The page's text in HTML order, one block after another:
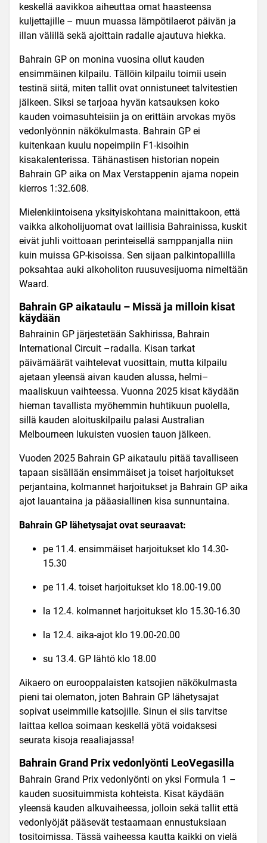
keskellä aavikkoa aiheuttaa omat haasteensa
kuljettajille – muun muassa lämpötilaerot päivän ja
illan välillä sekä ajoittain radalle ajautuva hiekka.
Bahrain GP on monina vuosina ollut kauden
ensimmäinen kilpailu. Tällöin kilpailu toimii usein
testinä siitä, miten tallit ovat onnistuneet talvitestien
jälkeen. Siksi se tarjoaa hyvän katsauksen koko
kauden voimasuhteisiin ja on erittäin arvokas myös
vedonlyönnin näkökulmasta. Bahrain GP ei
kuitenkaan kuulu nopeimpiin F1-kisoihin
kisakalenterissa. Tähänastisen historian nopein
Bahrain GP aika on Max Verstappenin ajama nopein
kierros 1:32.608.
Mielenkiintoisena yksityiskohtana mainittakoon, että
vaikka alkoholijuomat ovat laillisia Bahrainissa, kuskit
eivät juhli voittoaan perinteisellä samppanjalla niin
kuin muissa GP-kisoissa. Sen sijaan palkintopallilla
poksahtaa auki alkoholiton ruusuvesijuoma nimeltään
Waard.
Bahrain GP aikataulu – Missä ja milloin kisat
käydään
Bahrainin GP järjestetään Sakhirissa, Bahrain
International Circuit –radalla. Kisan tarkat
päivämäärät vaihtelevat vuosittain, mutta kilpailu
ajetaan yleensä aivan kauden alussa, helmi–
maaliskuun vaihteessa. Vuonna 2025 kisat käydään
hieman tavallista myöhemmin huhtikuun puolella,
sillä kauden aloituskilpailu palasi Australian
Melbourneen lukuisten vuosien tauon jälkeen.
Vuoden 2025 Bahrain GP aikataulu pitää tavalliseen
tapaan sisällään ensimmäiset ja toiset harjoitukset
perjantaina, kolmannet harjoitukset ja Bahrain GP aika
ajot lauantaina ja pääasiallinen kisa sunnuntaina.
Bahrain GP lähetysajat​ ovat seuraavat:
pe 11.4. ensimmäiset harjoitukset klo 14.30-
15.30
pe 11.4. toiset harjoitukset klo 18.00-19.00
la 12.4. kolmannet harjoitukset klo 15.30-16.30
la 12.4. aika-ajot klo 19.00-20.00
su 13.4. GP lähtö klo 18.00
Aikaero on eurooppalaisten katsojien näkökulmasta
pieni tai olematon, joten Bahrain GP lähetysajat
sopivat useimmille katsojille. Sinun ei siis tarvitse
laittaa kelloa soimaan keskellä yötä voidaksesi
seurata kisoja reaaliajassa!
Bahrain Grand Prix vedonlyönti LeoVegasilla
Bahrain Grand Prix vedonlyönti on yksi Formula 1 –
kauden suosituimmista kohteista. Kisat käydään
yleensä kauden alkuvaiheessa, jolloin sekä tallit että
vedonlyöjät pääsevät testaamaan ennustuksiaan
tositoimissa. Tässä vaiheessa kautta kaikki on vielä